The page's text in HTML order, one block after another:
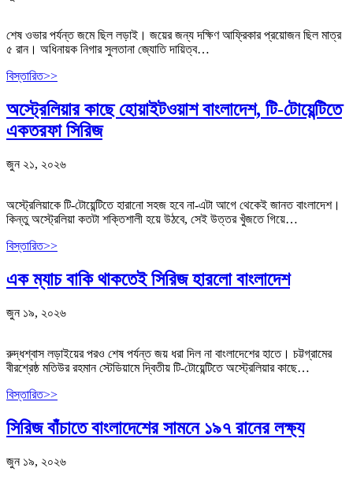
শেষ ওভার পর্যন্ত জমে ছিল লড়াই। জয়ের জন্য দক্ষিণ আফ্রিকার প্রয়োজন ছিল মাত্র
৫ রান। অধিনায়ক নিগার সুলতানা জ্যোতি দায়িত্ব…
বিস্তারিত>>
অস্ট্রেলিয়ার কাছে হোয়াইটওয়াশ বাংলাদেশ, টি-টোয়েন্টিতে
একতরফা সিরিজ
জুন ২১, ২০২৬
অস্ট্রেলিয়াকে টি-টোয়েন্টিতে হারানো সহজ হবে না-এটা আগে থেকেই জানত বাংলাদেশ।
কিন্তু অস্ট্রেলিয়া কতটা শক্তিশালী হয়ে উঠবে, সেই উত্তর খুঁজতে গিয়ে…
বিস্তারিত>>
এক ম্যাচ বাকি থাকতেই সিরিজ হারলো বাংলাদেশ
জুন ১৯, ২০২৬
রুদ্ধশ্বাস লড়াইয়ের পরও শেষ পর্যন্ত জয় ধরা দিল না বাংলাদেশের হাতে। চট্টগ্রামের
বীরশ্রেষ্ঠ মতিউর রহমান স্টেডিয়ামে দ্বিতীয় টি-টোয়েন্টিতে অস্ট্রেলিয়ার কাছে…
বিস্তারিত>>
সিরিজ বাঁচাতে বাংলাদেশের সামনে ১৯৭ রানের লক্ষ্য
জুন ১৯, ২০২৬